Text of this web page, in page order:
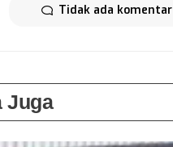
Tidak ada komentar
Juga